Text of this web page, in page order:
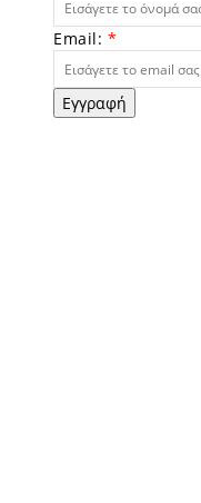
Email: *
Εγγραφή